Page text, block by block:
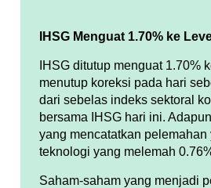
IHSG Menguat 1.70% ke
IHSG ditutup menguat 1.70%
menutup koreksi pada hari
dari sebelas indeks sektoral
bersama IHSG hari ini.
yang mencatatkan pelemahan
teknologi yang melemah
Saham-saham yang menjadi